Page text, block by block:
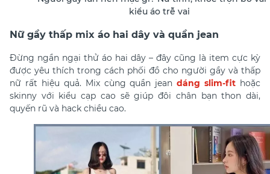
kiểu áo trễ vai
Nữ gầy thấp mix áo hai dây và quần jean
Đừng ngần ngại thử áo hai dây – đây cũng là item cực kỳ
được yêu thích trong cách phối đồ cho người gầy và thấp
nữ rất hiệu quả. Mix cùng quần jeandáng slim-fit hoặc
skinny với kiểu cạp cao sẽ giúp đôi chân bạn thon dài,
quyến rũ và hack chiều cao.